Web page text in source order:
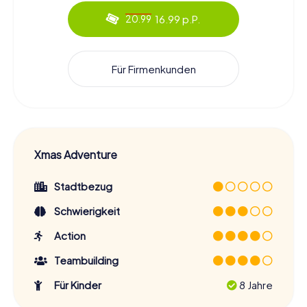
20.99 16.99 p.P.
Für Firmenkunden
Xmas Adventure
Stadtbezug
Schwierigkeit
Action
Teambuilding
Für Kinder
8 Jahre